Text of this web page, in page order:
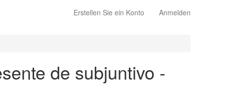
Erstellen Sie ein Konto Anmelden
de subjuntivo -